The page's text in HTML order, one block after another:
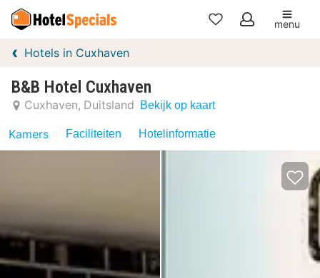
Mijn
menu
Hotels in Cuxhaven
B&B Hotel Cuxhaven
Cuxhaven Duitsland Bekijk op kaart
Kamers Faciliteiten Hotelinformatie